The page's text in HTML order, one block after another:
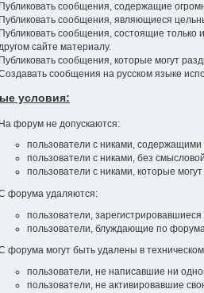
Публиковать сообщения, содержащие
Публиковать сообщения, являющиеся
Публиковать сообщения, состоящие только
сайте материалу.
Публиковать сообщения, которые могут
сообщения на русском языке
условия:
На форум не допускаются:
пользователи с никами, содержащими
пользователи с никами, без
пользователи с никами, которые
форума удаляются:
пользователи,
пользователи, блуждающие по
форума могут быть удалены в
пользователи, не написавшие ни
пользователи, не активировавшие